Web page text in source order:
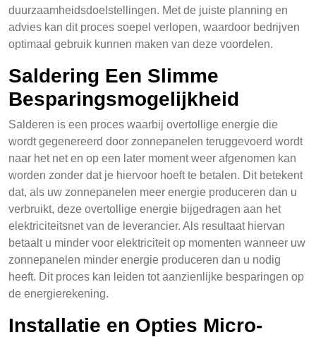
duurzaamheidsdoelstellingen. Met de juiste planning en
advies kan dit proces soepel verlopen, waardoor bedrijven
optimaal gebruik kunnen maken van deze voordelen.
Saldering Een Slimme
Besparingsmogelijkheid
Salderen is een proces waarbij overtollige energie die
wordt gegenereerd door zonnepanelen teruggevoerd wordt
naar het net en op een later moment weer afgenomen kan
worden zonder dat je hiervoor hoeft te betalen. Dit betekent
dat, als uw zonnepanelen meer energie produceren dan u
verbruikt, deze overtollige energie bijgedragen aan het
elektriciteitsnet van de leverancier. Als resultaat hiervan
betaalt u minder voor elektriciteit op momenten wanneer uw
zonnepanelen minder energie produceren dan u nodig
heeft. Dit proces kan leiden tot aanzienlijke besparingen op
de energierekening.
Installatie en Opties Micro-